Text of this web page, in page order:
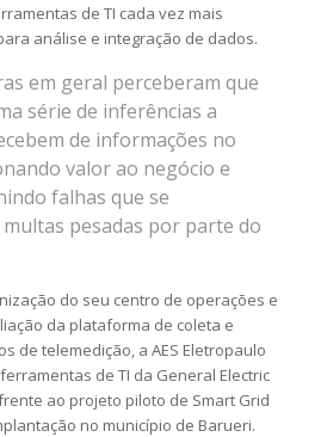
de TI cada vez mais
análise e integração de dados.
em geral perceberam que
série de inferências a
de informações no
valor ao negócio e
falhas que se
pesadas por parte do
do seu centro de operações e
da plataforma de coleta e
de telemedição, a AES Eletropaulo
de TI da General Electric
ao projeto piloto de Smart Grid
no município de Barueri.